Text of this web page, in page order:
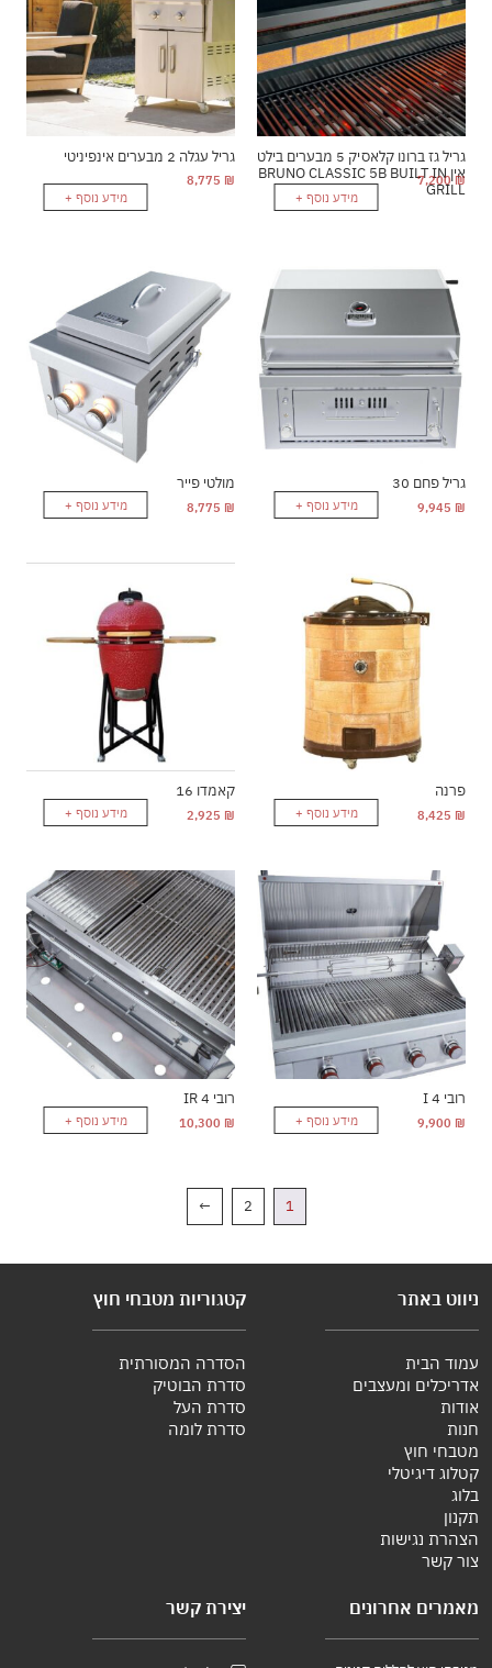
גריל גז ברונו קלאסיק 5 מבערים בילט
אין BRUNO CLASSIC 5B BUILT IN
GRILL
7,200₪
מידע נוסף +
גריל עגלה 2 מבערים אינפיניטי
8,775 ₪
מידע נוסף +
גריל פחם 30
9,945 ₪ מידע נוסף +
מולטי פייר
8,775 ₪ מידע נוסף +
פרנה
8,425 ₪ מידע נוסף +
קאמדו 16
2,925 ₪ מידע נוסף +
רובי 4 I
9,900 ₪ מידע נוסף +
רובי 4 IR
10,300 ₪ מידע נוסף +
1
2
←
ניווט באתר
עמוד הבית
אדריכלים ומעצבים
אודות
חנות
מטבחי חוץ
קטלוג דיגיטלי
בלוג
תקנון
הצהרת נגישות
צור קשר
קטגוריות מטבחי חוץ
הסדרה המסורתית
סדרת הבוטיק
סדרת העל
סדרת לומה
מאמרים אחרונים יצירת קשר